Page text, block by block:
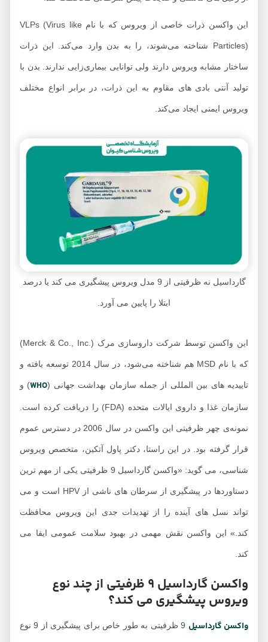
این واکسن ذرات خاصی از ویروس که با نام VLPs (Virus like
Particles) شناخته می‌شوند، را به بدن وارد می‌کند. این ذرات
مشابه ویروس دارند ولی توانایی بیماری‌زایی ندارند. بدن با
آنتی بادی های مقاوم به این ذرات، در برابر انواع مختلف
ایمنی ایجاد می‌کند.
گارداسیل نه ظرفیتی از 9 مدل ویروس پیشگیری می کند یا درصد
ابتلا را پایین می آورد.
این واکسن توسط شرکت داروسازی مرک (.Merck & Co., Inc)
که با نام MSD هم شناخته می‌شود، در سال 2014 توسعه یافته و
های بین المللی از جمله سازمان بهداشت جهانی (WHO ) و
سازمان غذا و داروی ایالات متحده (FDA) را دریافت کرده است.
نمونه‌ی چهر ظرفیتی این واکسن در سال 2006 در دسترس عموم
گرفته بود. در این راستا، دکتر پاول آتکین، متخصص ویروس
شناسی، می گوید: «واکسن گارداسیل 9 ظرفیتی یکی از مهم ترین
دستاوردها در پیشگیری از سرطان های ناشی از HPV است و می
نسل های آینده را از تهدیدات جدی این ویروس محافظت
این واکسن نقش مهمی در بهبود سلامت عمومی ایفا می
واکسن گارداسیل 9 ظرفیتی از چند نوع
پیشگیری می کند؟
گارداسیل 9 ظرفیتی به طور خاص برای پیشگیری از 9 نوع